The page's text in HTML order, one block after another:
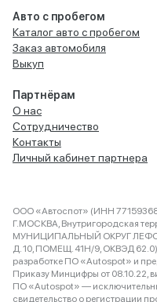
Авто с пробегом
Каталог авто с пробегом
Заказ автомобиля
Выкуп
Партнёрам
О нас
Сотрудничество
Контакты
Личный кабинет партнера
ООО «Автоспот» (ИНН
Г.МОСКВА, Внутригородская
МУНИЦИПАЛЬНЫЙ ОКРУГ
Д. 10, ПОМЕЩ. 41Н/9, ОКВЭД 62.0)
разработке ПО «Autospot» и
Приказу Минцифры от 08.10.22,
ПО «Autospot» —
свидетельство о регистрации